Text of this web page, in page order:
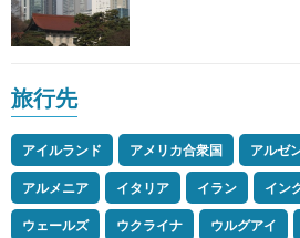
旅行先
アイルランド アメリカ合衆国 アルゼ
アルメニア
イタリア イラン イン
ウェールズ
ウクライナ ウルグアイ